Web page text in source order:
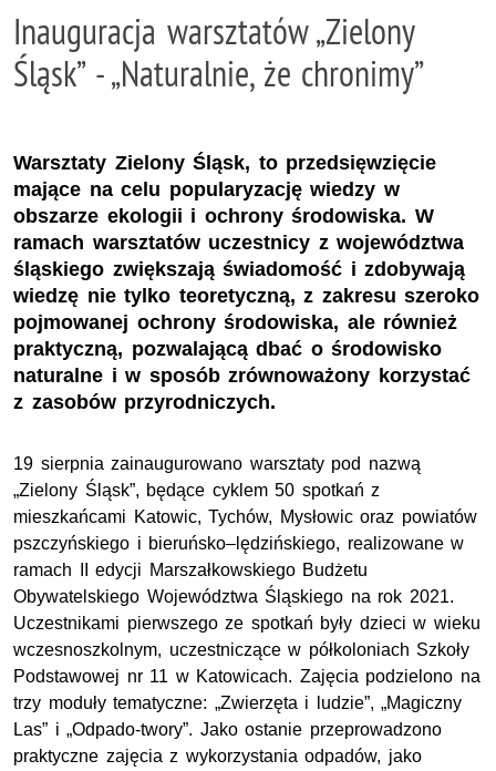
Inauguracja warsztatów „Zielony
Śląsk” - „Naturalnie, że chronimy”
Warsztaty Zielony Śląsk, to przedsięwzięcie
mające na celu popularyzację wiedzy w
obszarze ekologii i ochrony środowiska. W
ramach warsztatów uczestnicy z województwa
śląskiego zwiększają świadomość i zdobywają
wiedzę nie tylko teoretyczną, z zakresu szeroko
pojmowanej ochrony środowiska, ale również
praktyczną, pozwalającą dbać o środowisko
naturalne i w sposób zrównoważony korzystać
z zasobów przyrodniczych.
19 sierpnia zainaugurowano warsztaty pod nazwą
„Zielony Śląsk”, będące cyklem 50 spotkań z
mieszkańcami Katowic, Tychów, Mysłowic oraz powiatów
pszczyńskiego i bieruńsko–lędzińskiego, realizowane w
ramach II edycji Marszałkowskiego Budżetu
Obywatelskiego Województwa Śląskiego na rok 2021.
Uczestnikami pierwszego ze spotkań były dzieci w wieku
wczesnoszkolnym, uczestniczące w półkoloniach Szkoły
Podstawowej nr 11 w Katowicach. Zajęcia podzielono na
trzy moduły tematyczne: „Zwierzęta i ludzie”, „Magiczny
Las” i „Odpado-twory”. Jako ostanie przeprowadzono
praktyczne zajęcia z wykorzystania odpadów, jako